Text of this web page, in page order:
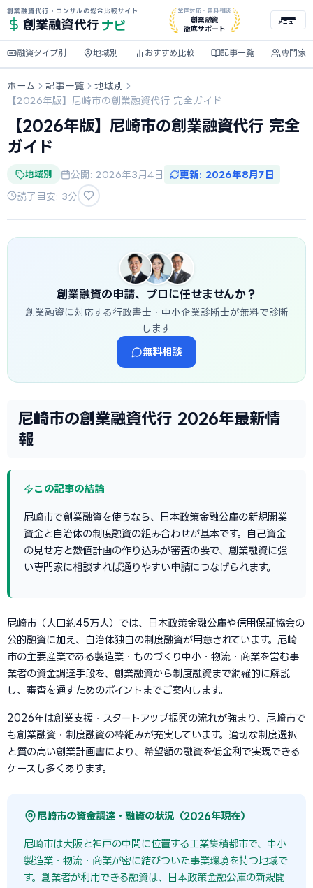
創業融資代行・コンサルの総合比較サイト
創業融資代行 ナビ
全国対応・無料相談
創業融資
徹底サポート
メニュー
融資タイプ別 地域別 おすすめ比較 記事一覧 専門家
ホーム 記事一覧
地域別
【2026年版】尼崎市の創業融資代行 完全ガイド
【2026年版】尼崎市の創業融資代行 完全
ガイド
地域別 公開: 2026年3月4日 更新: 2026年8月7日
読了目安: 3分
創業融資の申請、プロに任せませんか？
創業融資に対応する行政書士・中小企業診断士が無料で診断
します
無料相談
尼崎市の創業融資代行 2026年最新情
報
この記事の結論
尼崎市で創業融資を使うなら、日本政策金融公庫の新規開業
資金と自治体の制度融資の組み合わせが基本です。自己資金
の見せ方と数値計画の作り込みが審査の要で、創業融資に強
い専門家に相談すれば通りやすい申請につなげられます。
尼崎市（人口約45万人）では、日本政策金融公庫や信用保証協会の
公的融資に加え、自治体独自の制度融資が用意されています。尼崎
市の主要産業である製造業・ものづくり中小・物流・商業を営む事
業者の資金調達手段を、創業融資から制度融資まで網羅的に解説
し、審査を通すためのポイントまでご案内します。
2026年は創業支援・スタートアップ振興の流れが強まり、尼崎市で
も創業融資・制度融資の枠組みが充実しています。適切な制度選択
と質の高い創業計画書により、希望額の融資を低金利で実現できる
ケースも多くあります。
尼崎市の資金調達・融資の状況（2026年現在）
尼崎市は大阪と神戸の中間に位置する工業集積都市で、中小
製造業・物流・商業が密に結びついた事業環境を持つ地域で
す。創業者が利用できる融資は、日本政策金融公庫の新規開